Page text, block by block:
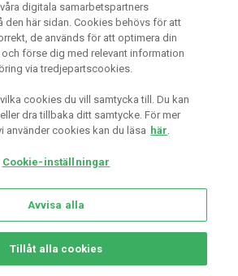
Lån Kredit Kontakt
digitala samarbetspartners
den här sidan. Cookies behövs för att
de används för att optimera din
förse dig med relevant information
via tredjepartscookies.
cookies du vill samtycka till. Du kan
dra tillbaka ditt samtycke. För mer
använder cookies kan du läsa här.
Cookie-inställningar
Avvisa alla
Tillåt alla cookies